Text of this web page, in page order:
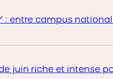
: entre campus
juin riche et intense